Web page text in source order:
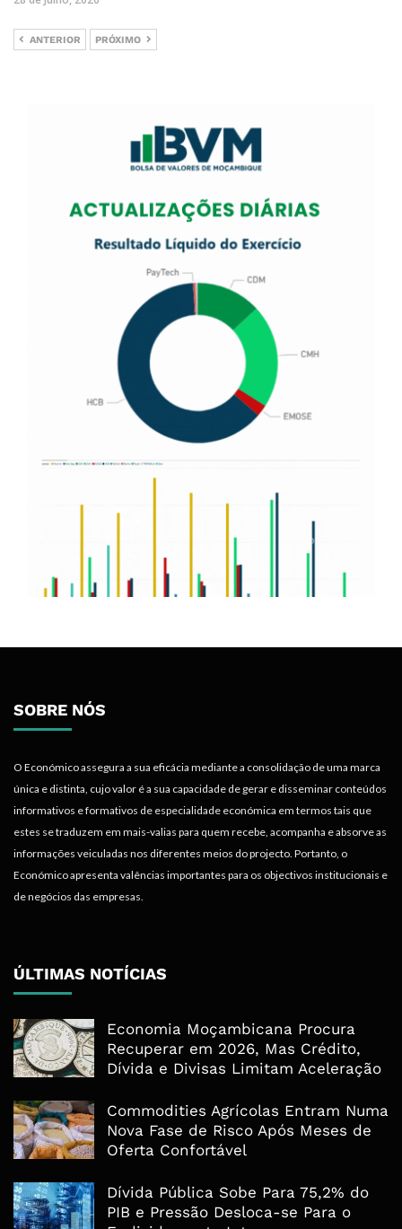
ANTERIOR PRÓXIMO
SOBRE NÓS
O Económico assegura a sua eficácia mediante a consolidação de uma marca
única e distinta, cujo valor é a sua capacidade de gerar e disseminar conteúdos
informativos e formativos de especialidade económica em termos tais que
estes se traduzem em mais-valias para quem recebe, acompanha e absorve as
informações veiculadas nos diferentes meios do projecto. Portanto, o
Económico apresenta valências importantes para os objectivos institucionais e
de negócios das empresas.
ÚLTIMAS NOTÍCIAS
Economia Moçambicana Procura
Recuperar em 2026, Mas Crédito,
Dívida e Divisas Limitam Aceleração
Commodities Agrícolas Entram Numa
Nova Fase de Risco Após Meses de
Oferta Confortável
Dívida Pública Sobe Para 75,2% do
PIB e Pressão Desloca-se Para o